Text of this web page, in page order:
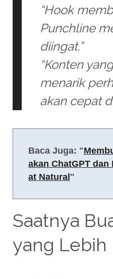
“Hook
Punchline
diingat.”
“Konten
menarik
akan cepat
Baca Juga: "
akan ChatGPT dan
at Natural "
Saatnya
yang Lebih